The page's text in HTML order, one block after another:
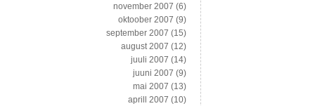
november 2007 (6)
oktoober 2007 (9)
september 2007 (15)
august 2007 (12)
juuli 2007 (14)
juuni 2007 (9)
mai 2007 (13)
aprill 2007 (10)